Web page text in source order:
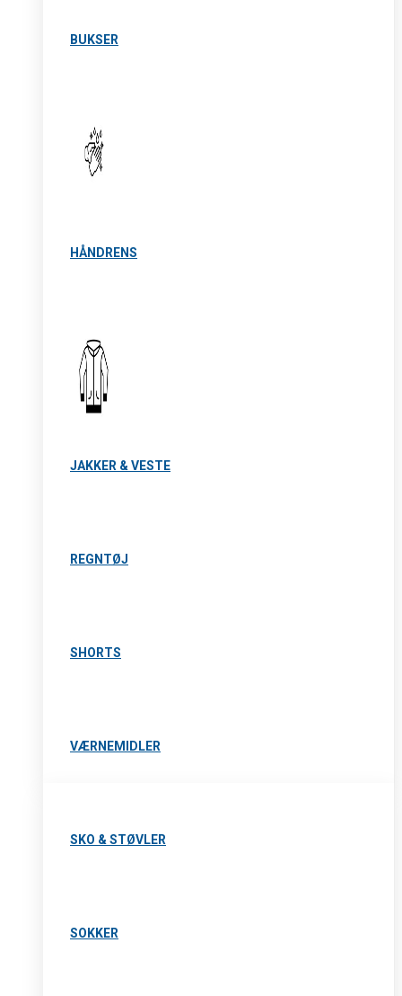
BUKSER
HÅNDRENS
JAKKER & VESTE
REGNTØJ
SHORTS
VÆRNEMIDLER
SKO & STØVLER
SOKKER